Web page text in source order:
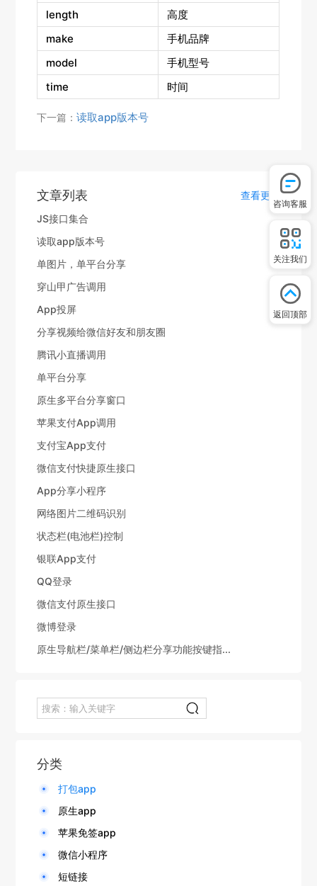
length
高度
make
手机品牌
model
手机型号
time
时间
下一篇：读取app版本号
文章列表
查看更多
JS接口集合
读取app版本号
单图片，单平台分享
穿山甲广告调用
App投屏
分享视频给微信好友和朋友圈
腾讯小直播调用
单平台分享
原生多平台分享窗口
苹果支付App调用
支付宝App支付
微信支付快捷原生接口
App分享小程序
网络图片二维码识别
状态栏(电池栏)控制
银联App支付
QQ登录
微信支付原生接口
微博登录
原生导航栏/菜单栏/侧边栏分享功能按键指...
分类
打包app
原生app
苹果免签app
微信小程序
短链接
咨询客服
关注我们
返回顶部